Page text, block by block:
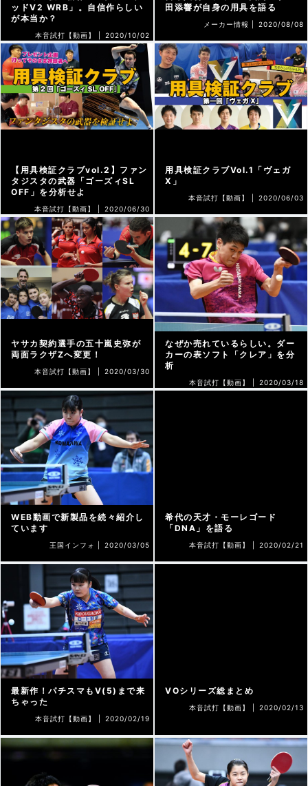
ッドV2 WRB」。自信作らしい
が本当か？
本音試打【動画】 | 2020/10/02
田添響が自身の用具を語る
メーカー情報 | 2020/08/08
【用具検証クラブvol.2】ファン
タジスタの武器「ゴーズィSL
OFF」を分析せよ
本音試打【動画】 | 2020/06/30
用具検証クラブVol.1「ヴェガ
X」
本音試打【動画】 | 2020/06/03
ヤサカ契約選手の五十嵐史弥が
両面ラクザZへ変更！
本音試打【動画】 | 2020/03/30
なぜか売れているらしい。ダー
カーの表ソフト「クレア」を分
析
本音試打【動画】 | 2020/03/18
WEB動画で新製品を続々紹介し
ています
王国インフォ | 2020/03/05
希代の天才・モーレゴード
「DNA」を語る
本音試打【動画】 | 2020/02/21
最新作！パチスマもV(5)まで来
ちゃった
本音試打【動画】 | 2020/02/19
VOシリーズ総まとめ
本音試打【動画】 | 2020/02/13